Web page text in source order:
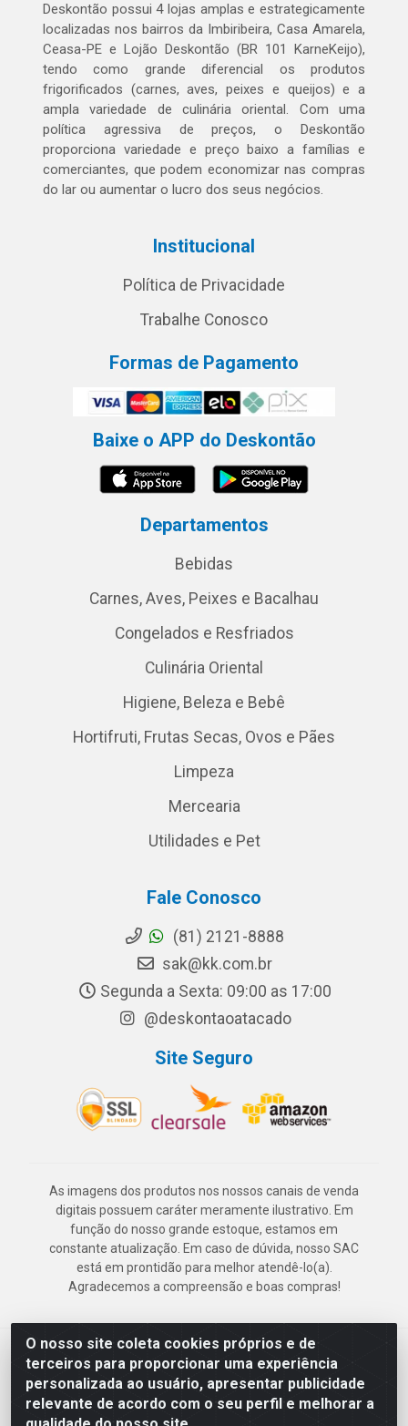
O nosso site coleta cookies próprios e de
terceiros para proporcionar uma experiência
personalizada ao usuário, apresentar publicidade
relevante de acordo com o seu perfil e melhorar a
Deskontão possui 4 lojas amplas e estrategicamente
localizadas nos bairros da Imbiribeira, Casa Amarela,
Ceasa-PE e Lojão Deskontão (BR 101 KarneKeijo),
tendo como grande diferencial os produtos
frigorificados (carnes, aves, peixes e queijos) e a
ampla variedade de culinária oriental. Com uma
política agressiva de preços, o Deskontão
proporciona variedade e preço baixo a famílias e
comerciantes, que podem economizar nas compras
do lar ou aumentar o lucro dos seus negócios.
Institucional
Política de Privacidade
Trabalhe Conosco
Formas de Pagamento
Baixe o APP do Deskontão
Departamentos
Bebidas
Carnes, Aves, Peixes e Bacalhau
Congelados e Resfriados
Culinária Oriental
Higiene, Beleza e Bebê
Hortifruti, Frutas Secas, Ovos e Pães
Limpeza
Mercearia
Utilidades e Pet
Fale Conosco
(81) 2121-8888
sak@kk.com.br
Segunda a Sexta: 09:00 as 17:00
@deskontaoatacado
Site Seguro
As imagens dos produtos nos nossos canais de venda
digitais possuem caráter meramente ilustrativo. Em
função do nosso grande estoque, estamos em
constante atualização. Em caso de dúvida, nosso SAC
está em prontidão para melhor atendê-lo(a).
Agradecemos a compreensão e boas compras!
Deskontão Atacado - Av. Marechal Mascarenhas de Morais, 2471 -
Imbiribeira - Recife/PE - CEP 51.150-001 - CNPJ 24.150.377/0003-
57